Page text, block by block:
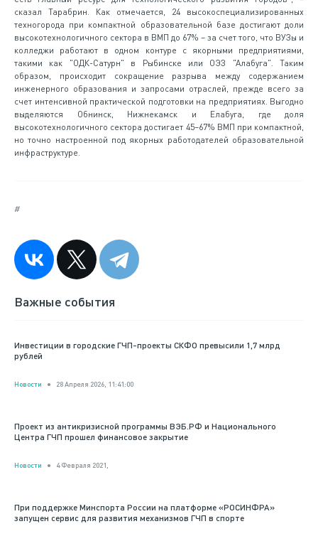
сказал Тарабрин. Как отмечается, 24 высокоспециализированных
техногорода при компактной образовательной базе достигают доли
высокотехнологичного сектора в ВМП до 67% – за счет того, что ВУЗы и
колледжи работают в одном контуре с якорными предприятиями,
такими как "ОДК-Сатурн" в Рыбинске или ОЭЗ "Алабуга". Таким
образом, происходит сокращение разрыва между содержанием
инженерного образования и запросами отраслей, прежде всего за
счет интенсивной практической подготовки на предприятиях. Выгодно
выделяются Обнинск, Нижнекамск и Елабуга, где доля
высокотехнологичного сектора достигает 45–67% ВМП при компактной,
но точно настроенной под якорных работодателей образовательной
инфраструктуре.
#
Важные события
Инвестиции в городские ГЧП-проекты СКФО превысили 1,7 млрд
рублей
Новости 28 Апреля 2026, 11:41:00
Проект из антикризисной программы ВЭБ.РФ и Национального
Центра ГЧП прошел финансовое закрытие
Новости 4 Февраля 2021,
При поддержке Минспорта России на платформе «РОСИНФРА»
запущен сервис для развития механизмов ГЧП в спорте